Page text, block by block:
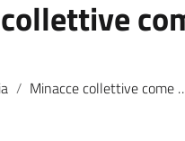
Minacce collettive come la pandemia rendono le norme sociali più rigide